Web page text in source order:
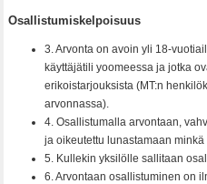
Osallistumiskelpoisuus
3. Arvonta on avoin yli 18-
käyttäjätili yoomeessa ja jotka
erikoistarjouksista (MT:n
arvonnassa).
4. Osallistumalla arvontaan,
ja oikeutettu lunastamaan
5. Kullekin yksilölle sallitaan
6. Arvontaan osallistuminen on